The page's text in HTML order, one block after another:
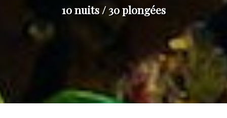
10 nuits / 30 plongées